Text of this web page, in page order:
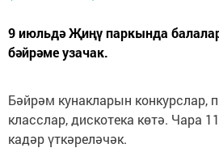
9 июльдә Җиңү паркында
бәйрәме узачак.
Бәйрәм кунакларын конкурслар,
класслар, дискотека көтә. Чара
кадәр үткәреләчәк.